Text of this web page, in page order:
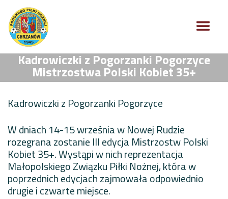
Kadrowiczki z Pogorzanki Pogorzyce
Mistrzostwa Polski Kobiet 35+
Kadrowiczki z Pogorzanki Pogorzyce
W dniach 14-15 września w Nowej Rudzie
rozegrana zostanie III edycja Mistrzostw Polski
Kobiet 35+. Wystąpi w nich reprezentacja
Małopolskiego Związku Piłki Nożnej, która w
poprzednich edycjach zajmowała odpowiednio
drugie i czwarte miejsce.